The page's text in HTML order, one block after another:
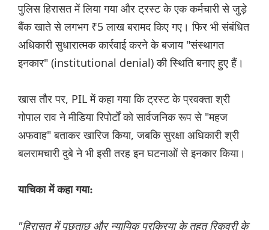
पुलिस हिरासत में लिया गया और ट्रस्ट के एक कर्मचारी से जुड़े
बैंक खाते से लगभग ₹5 लाख बरामद किए गए। फिर भी संबंधित
अधिकारी सुधारात्मक कार्रवाई करने के बजाय "संस्थागत
इनकार" (institutional denial) की स्थिति बनाए हुए हैं।
खास तौर पर, PIL में कहा गया कि ट्रस्ट के प्रवक्ता श्री
गोपाल राव ने मीडिया रिपोर्टों को सार्वजनिक रूप से "महज
अफवाह" बताकर खारिज किया, जबकि सुरक्षा अधिकारी श्री
बलरामचारी दुबे ने भी इसी तरह इन घटनाओं से इनकार किया।
याचिका में कहा गया:
"हिरासत में पूछताछ और न्यायिक प्रक्रिया के तहत रिकवरी के